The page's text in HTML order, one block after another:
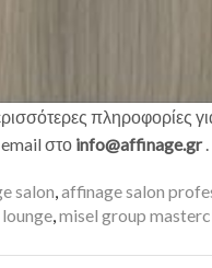
πληροφορίες
email στο info@affinage.gr.
salon,affinage salon
,misel group